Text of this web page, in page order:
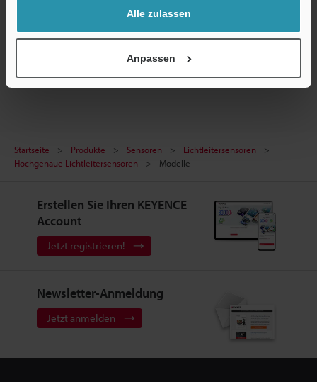
Alle zulassen
Anpassen
Fragen
Startseite Produkte Sensoren
Lichtleitersensoren
Hochgenaue Lichtleitersensoren
Modelle
Erstellen Sie Ihren KEYENCE
Account
Jetzt registrieren!
Newsletter-Anmeldung
Jetzt anmelden